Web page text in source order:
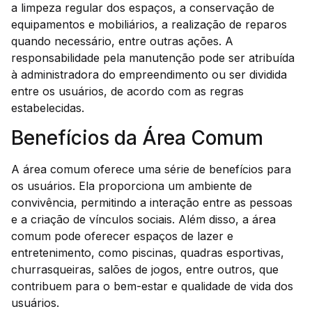
a limpeza regular dos espaços, a conservação de
equipamentos e mobiliários, a realização de reparos
quando necessário, entre outras ações. A
responsabilidade pela manutenção pode ser atribuída
à administradora do empreendimento ou ser dividida
entre os usuários, de acordo com as regras
estabelecidas.
Benefícios da Área Comum
A área comum oferece uma série de benefícios para
os usuários. Ela proporciona um ambiente de
convivência, permitindo a interação entre as pessoas
e a criação de vínculos sociais. Além disso, a área
comum pode oferecer espaços de lazer e
entretenimento, como piscinas, quadras esportivas,
churrasqueiras, salões de jogos, entre outros, que
contribuem para o bem-estar e qualidade de vida dos
usuários.